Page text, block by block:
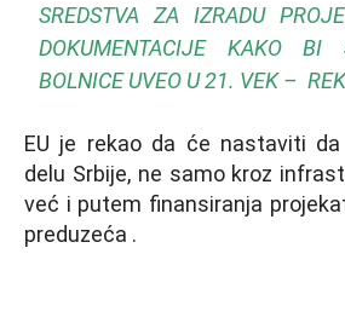
SREDSTVA ZA IZRADU
DOKUMENTACIJE KAKO
BOLNICE UVEO U 21. VEK –
EU je rekao da će nastaviti
delu Srbije, ne samo kroz
već i putem finansiranja
preduzeća .